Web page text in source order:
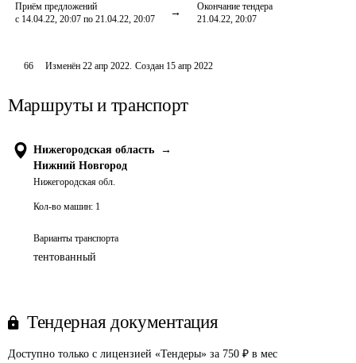
Приём предложений
с 14.04.22, 20:07 по 21.04.22, 20:07
Окончание тендера
21.04.22, 20:07
66 Изменён22 апр 2022. Создан 15 апр 2022
Маршруты и транспорт
Нижегородская область
→
Нижний Новгород
Нижегородская обл.
Кол-во машин: 1
Варианты транспорта
тентованный
Тендерная документация
Доступно только с лицензией «Тендеры» за 750 ₽ в мес